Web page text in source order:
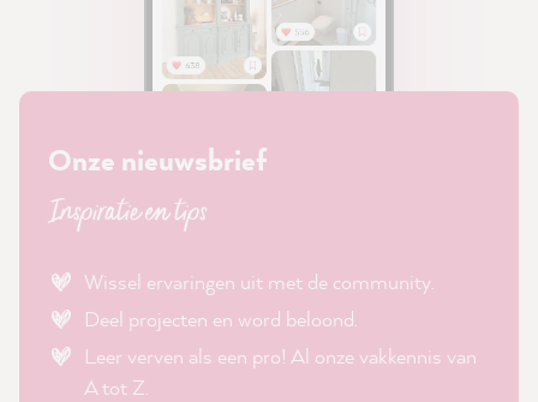
Onze nieuwsbrief
Inspiratie en tips
Wissel ervaringen uit met de community.
Deel projecten en word beloond.
Leer verven als een pro! Al onze vakkennis van
A tot Z.